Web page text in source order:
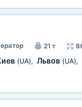
21 т
(UA), Львов (UA),